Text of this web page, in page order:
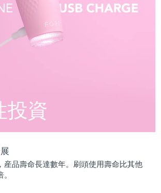
投資
産品壽命長達數年。刷頭使用壽命比其他